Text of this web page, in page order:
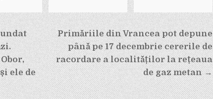
Primăriile din Vrancea pot depune
până pe 17 decembrie cererile de
racordare a localităților la rețeaua
de gaz metan →
ele de